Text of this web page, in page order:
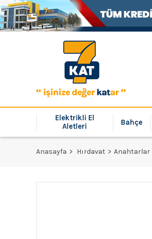
Elektrikli El
Aletleri
Bahçe
Anasayfa Hırdavat Anahtarlar